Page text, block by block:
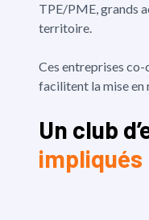
TPE/PME, grands
territoire.
Ces entreprises
facilitent la mise en
Un club
impliqués